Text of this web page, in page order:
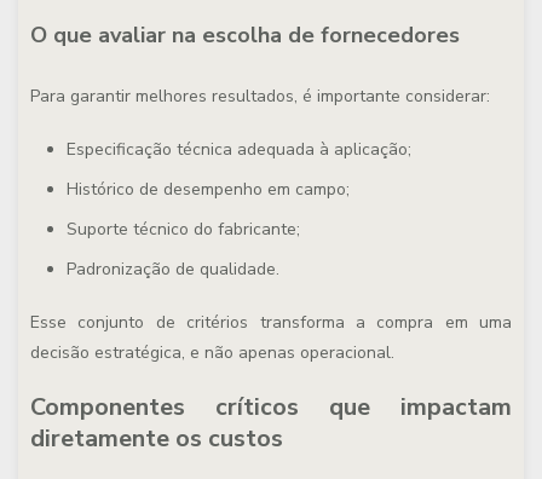
O que avaliar na escolha de fornecedores
Para garantir melhores resultados, é importante considerar:
Especificação técnica adequada à aplicação;
Histórico de desempenho em campo;
Suporte técnico do fabricante;
Padronização de qualidade.
Esse conjunto de critérios transforma a compra em uma
decisão estratégica, e não apenas operacional.
Componentes críticos que impactam
diretamente os custos